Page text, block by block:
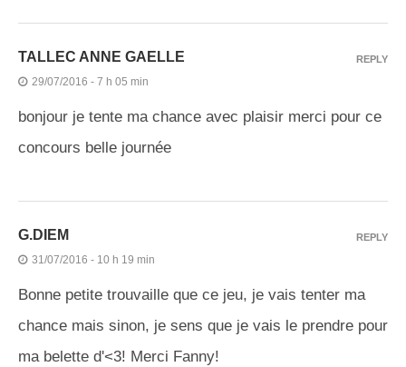
TALLEC ANNE GAELLE
29/07/2016 - 7 h 05 min
bonjour je tente ma chance avec plaisir merci pour ce
concours belle journée
REPLY
G.DIEM
31/07/2016 - 10 h 19 min
Bonne petite trouvaille que ce jeu, je vais tenter ma
chance mais sinon, je sens que je vais le prendre pour
ma belette d'<3! Merci Fanny!
REPLY